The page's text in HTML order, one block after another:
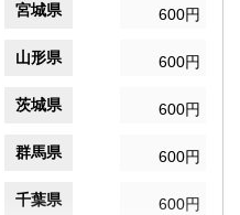
宮城県 600円
山形県 600円
茨城県 600円
群馬県 600円
千葉県 600円